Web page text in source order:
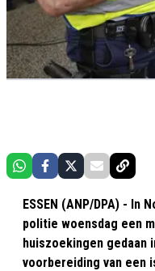
ESSEN (ANP/DPA) -
politie woensdag een
huiszoekingen gedaan
voorbereiding van een